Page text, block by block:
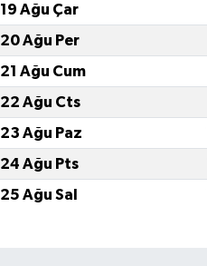
19 Ağu Çar
20 Ağu Per
21 Ağu Cum
22 Ağu Cts
23 Ağu Paz
24 Ağu Pts
25 Ağu Sal